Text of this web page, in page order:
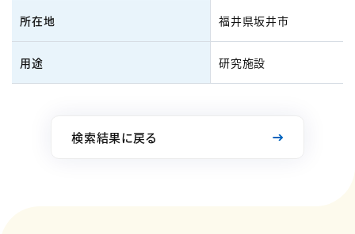
所在地 福井県坂井市
用途 研究施設
検索結果に戻る